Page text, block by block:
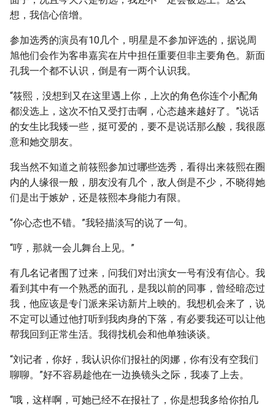
想，我信心倍增。
参加选秀的演员有10几个，明星是不参加评选的，据说周
旭他们会作为客串嘉宾在片中担任重要但非主要角色。新面
孔我一个都不认识，倒是有一两个认识我。
“筱熙，没想到又在这里遇上你，上次的角色你连个小配角
都没选上，这次不怕又受打击啊，心态越来越好了。”说话
的女生比我矮一些，挺可爱的，要不是说话那么酸，我很愿
意和她交朋友。
我当然不知道之前筱熙参加过哪些选秀，看得出来筱熙在圈
内的人缘很一般，朋友没有几个，敌人倒是不少，不晓得她
们是出于嫉妒，还是筱熙本身能力有限。
“你心态也不错。”我轻描淡写的说了一句。
“哼，那就一会儿舞台上见。”
有几名记者围了过来，问我们对出演女一号有没有信心。我
看到其中有一个熟悉的面孔，是我以前的同事，曾经暗恋过
我，他应该是专门派来采访新片上映的。我想机会来了，说
不定可以通过他打听到我肉身的下落，有必要我还可以让他
帮我回到正常生活。我得找机会和他单独谈谈。
“刘记者，你好，我认识你们报社的闵娜，你有没有空我们
聊聊。”好不容易趁他在一边换镜头之际，我凑了上去。
“哦，这样啊，可她已经不在报社了，你是想我多给你拍几